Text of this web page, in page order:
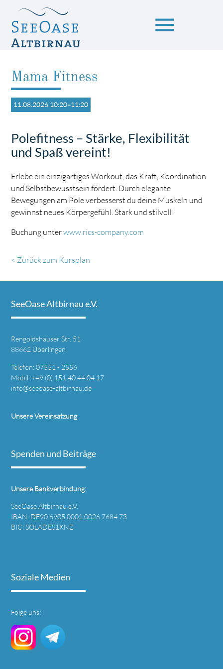
menu
Suchbegriffe
Mama Fitness
11.08.2026 10:20–11:20
Polefitness – Stärke, Flexibilität
und Spaß vereint!
Erlebe ein einzigartiges Workout, das Kraft, Koordination
und Selbstbewusstsein fördert. Durch elegante
Bewegungen am Pole verbesserst du deine Muskeln und
gewinnst neues Körpergefühl. Stark und stilvoll!
Buchung unterwww.rics-company.com
< Zurück zum Kursplan
SeeOase Altbirnau e.V.
Rengoldshauser Str. 51
88662 Überlingen
Telefon: 07551 - 2556
Mobil: +49 (0) 151 40 44 04 17
info@seeoase-altbirnau.de
Unsere Vereinsatzung
Spenden und Beiträge
Unsere Bankverbindung:
SeeOase Altbirnau e.V.
IBAN: DE90 6905 0001 0026 7684 73
BIC: SOLADES1KNZ
Soziale Medien
Folge uns: